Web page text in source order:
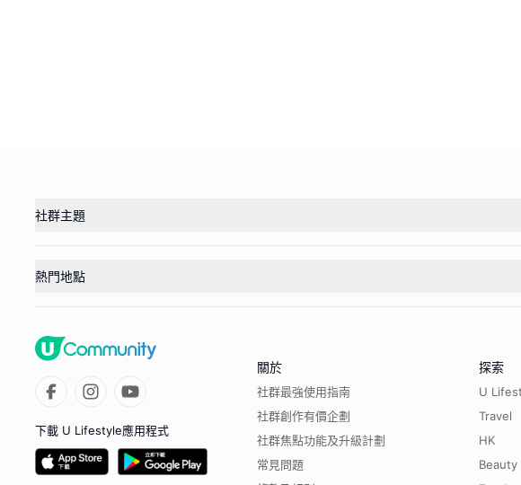
社群主題
熱門地點
下載 U Lifestyle應用程式
關於
社群最強使用指南
社群創作有價企劃
社群焦點功能及升級計劃
常見問題
探索
U
Travel
HK
Beauty